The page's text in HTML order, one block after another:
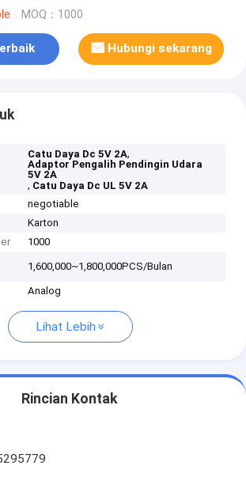
MOQ：1000
Hubungi sekarang
Catu Daya Dc 5V 2A,
Adaptor Pengalih Pendingin Udara
5V 2A
, Catu Daya Dc UL 5V 2A
negotiable
Karton
1000
1,600,000~1,800,000PCS/Bulan
Analog
Lihat Lebih
Rincian Kontak